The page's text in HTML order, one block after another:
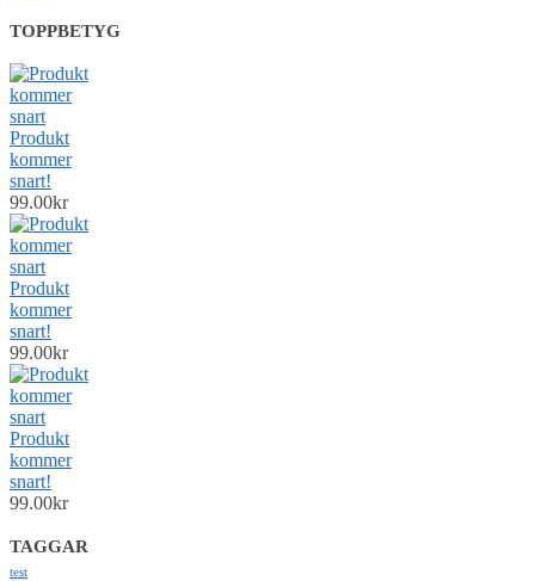
TOPPBETYG
Produkt
kommer
snart!
99.00kr
Produkt
kommer
snart!
99.00kr
Produkt
kommer
snart!
99.00kr
TAGGAR
test